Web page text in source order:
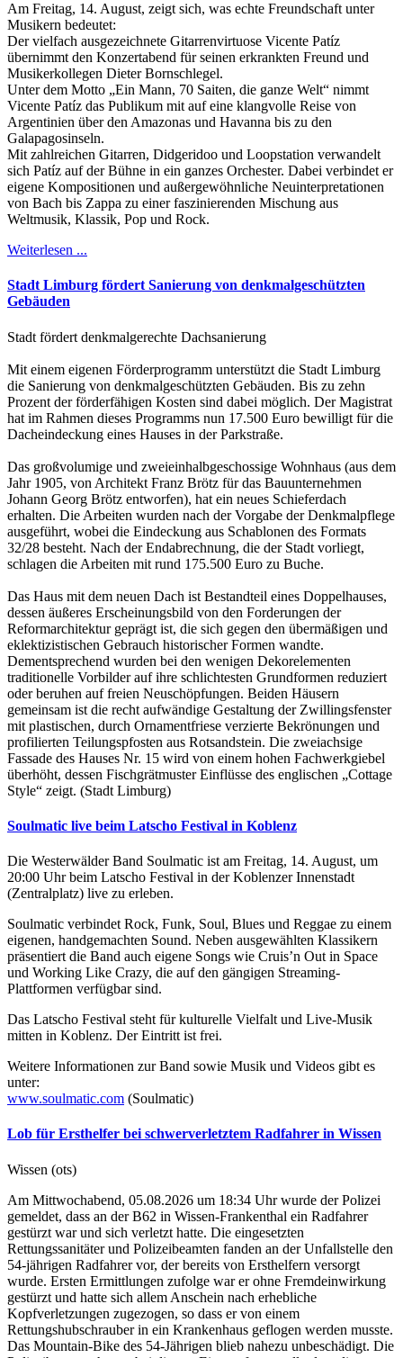
Am Freitag, 14. August, zeigt sich, was echte Freundschaft unter
Musikern bedeutet:
Der vielfach ausgezeichnete Gitarrenvirtuose Vicente Patíz
übernimmt den Konzertabend für seinen erkrankten Freund und
Musikerkollegen Dieter Bornschlegel.
Unter dem Motto „Ein Mann, 70 Saiten, die ganze Welt“ nimmt
Vicente Patíz das Publikum mit auf eine klangvolle Reise von
Argentinien über den Amazonas und Havanna bis zu den
Galapagosinseln.
Mit zahlreichen Gitarren, Didgeridoo und Loopstation verwandelt
sich Patíz auf der Bühne in ein ganzes Orchester. Dabei verbindet er
eigene Kompositionen und außergewöhnliche Neuinterpretationen
von Bach bis Zappa zu einer faszinierenden Mischung aus
Weltmusik, Klassik, Pop und Rock.
Weiterlesen ...
Stadt Limburg fördert Sanierung von denkmalgeschützten
Gebäuden
Stadt fördert denkmalgerechte Dachsanierung
Mit einem eigenen Förderprogramm unterstützt die Stadt Limburg
die Sanierung von denkmalgeschützten Gebäuden. Bis zu zehn
Prozent der förderfähigen Kosten sind dabei möglich. Der Magistrat
hat im Rahmen dieses Programms nun 17.500 Euro bewilligt für die
Dacheindeckung eines Hauses in der Parkstraße.
Das großvolumige und zweieinhalbgeschossige Wohnhaus (aus dem
Jahr 1905, von Architekt Franz Brötz für das Bauunternehmen
Johann Georg Brötz entworfen), hat ein neues Schieferdach
erhalten. Die Arbeiten wurden nach der Vorgabe der Denkmalpflege
ausgeführt, wobei die Eindeckung aus Schablonen des Formats
32/28 besteht. Nach der Endabrechnung, die der Stadt vorliegt,
schlagen die Arbeiten mit rund 175.500 Euro zu Buche.
Das Haus mit dem neuen Dach ist Bestandteil eines Doppelhauses,
dessen äußeres Erscheinungsbild von den Forderungen der
Reformarchitektur geprägt ist, die sich gegen den übermäßigen und
eklektizistischen Gebrauch historischer Formen wandte.
Dementsprechend wurden bei den wenigen Dekorelementen
traditionelle Vorbilder auf ihre schlichtesten Grundformen reduziert
oder beruhen auf freien Neuschöpfungen. Beiden Häusern
gemeinsam ist die recht aufwändige Gestaltung der Zwillingsfenster
mit plastischen, durch Ornamentfriese verzierte Bekrönungen und
profilierten Teilungspfosten aus Rotsandstein. Die zweiachsige
Fassade des Hauses Nr. 15 wird von einem hohen Fachwerkgiebel
überhöht, dessen Fischgrätmuster Einflüsse des englischen „Cottage
Style“ zeigt. (Stadt Limburg)
Soulmatic live beim Latscho Festival in Koblenz
Die Westerwälder Band Soulmatic ist am Freitag, 14. August, um
20:00 Uhr beim Latscho Festival in der Koblenzer Innenstadt
(Zentralplatz) live zu erleben.
Soulmatic verbindet Rock, Funk, Soul, Blues und Reggae zu einem
eigenen, handgemachten Sound. Neben ausgewählten Klassikern
präsentiert die Band auch eigene Songs wie Cruis’n Out in Space
und Working Like Crazy, die auf den gängigen Streaming-
Plattformen verfügbar sind.
Das Latscho Festival steht für kulturelle Vielfalt und Live-Musik
mitten in Koblenz. Der Eintritt ist frei.
Weitere Informationen zur Band sowie Musik und Videos gibt es
unter:
www.soulmatic.com (Soulmatic)
Lob für Ersthelfer bei schwerverletztem Radfahrer in Wissen
Wissen (ots)
Am Mittwochabend, 05.08.2026 um 18:34 Uhr wurde der Polizei
gemeldet, dass an der B62 in Wissen-Frankenthal ein Radfahrer
gestürzt war und sich verletzt hatte. Die eingesetzten
Rettungssanitäter und Polizeibeamten fanden an der Unfallstelle den
54-jährigen Radfahrer vor, der bereits von Ersthelfern versorgt
wurde. Ersten Ermittlungen zufolge war er ohne Fremdeinwirkung
gestürzt und hatte sich allem Anschein nach erhebliche
Kopfverletzungen zugezogen, so dass er von einem
Rettungshubschrauber in ein Krankenhaus geflogen werden musste.
Das Mountain-Bike des 54-Jährigen blieb nahezu unbeschädigt. Die